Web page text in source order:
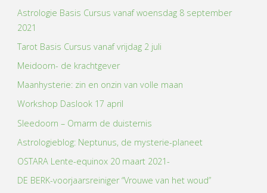
Astrologie Basis Cursus vanaf woensdag 8 september
2021
Tarot Basis Cursus vanaf vrijdag 2 juli
Meidoorn- de krachtgever
Maanhysterie: zin en onzin van volle maan
Workshop Daslook 17 april
Sleedoorn – Omarm de duisternis
Astrologieblog: Neptunus, de mysterie-planeet
OSTARA Lente-equinox 20 maart 2021-
DE BERK-voorjaarsreiniger “Vrouwe van het woud”